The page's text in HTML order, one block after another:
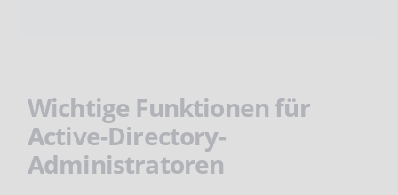
Wichtige Funktionen für
Active-Directory-
Administratoren